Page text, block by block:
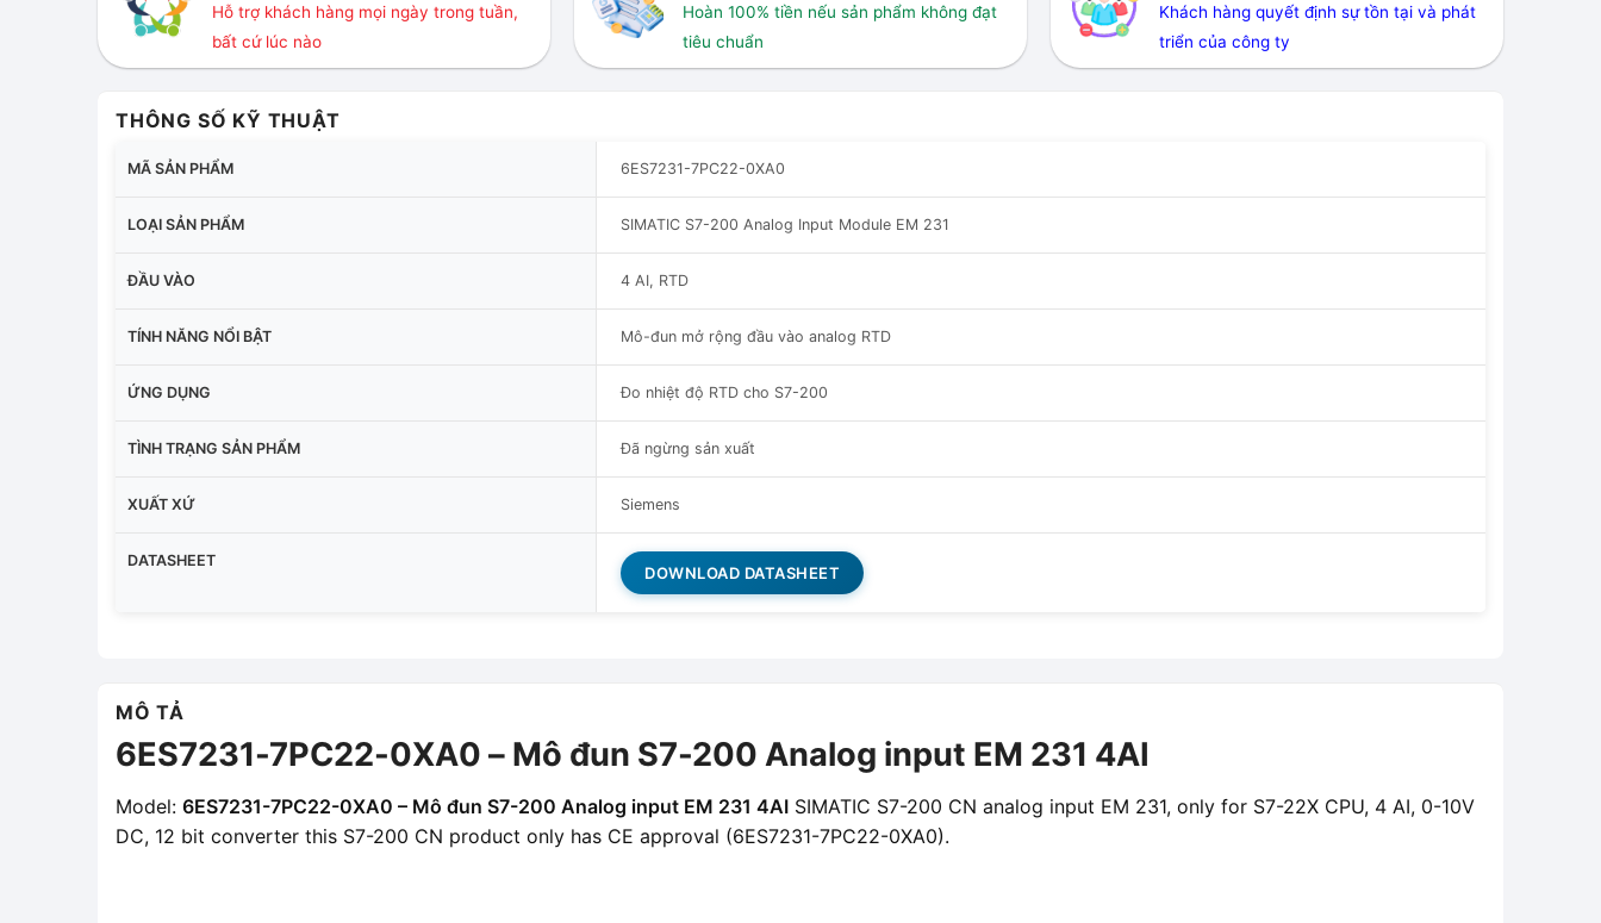
Hỗ trợ khách hàng mọi ngày trong tuần,
bất cứ lúc nào
Hoàn 100% tiền nếu sản phẩm không đạt
tiêu chuẩn
Khách hàng quyết định sự tồn tại và phát
triển của công ty
THÔNG SỐ KỸ THUẬT
MÃ SẢN PHẨM 6ES7231-7PC22-0XA0
LOẠI SẢN PHẨM SIMATIC S7-200 Analog Input Module EM 231
ĐẦU VÀO 4 AI, RTD
TÍNH NĂNG NỔI BẬT Mô-đun mở rộng đầu vào analog RTD
ỨNG DỤNG Đo nhiệt độ RTD cho S7-200
TÌNH TRẠNG SẢN PHẨM Đã ngừng sản xuất
XUẤT XỨ Siemens
DATASHEET
DOWNLOAD DATASHEET
MÔ TẢ
6ES7231-7PC22-0XA0 – Mô đun S7-200 Analog input EM 231 4AI
Model: 6ES7231-7PC22-0XA0 – Mô đun S7-200 Analog input EM 231 4AI SIMATIC S7-200 CN analog input EM 231, only for S7-22X CPU, 4 AI, 0-10V
DC, 12 bit converter this S7-200 CN product only has CE approval (6ES7231-7PC22-0XA0).